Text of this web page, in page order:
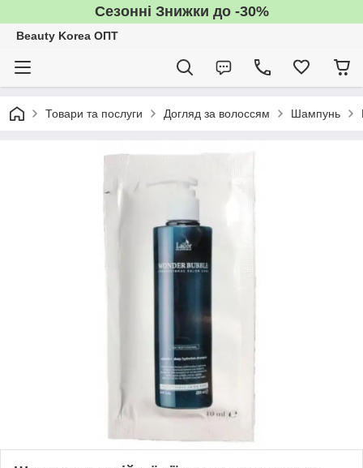
Сезонні Знижки до -30%
Beauty Korea ОПТ
Товари та послуги Догляд за волоссям Шампунь